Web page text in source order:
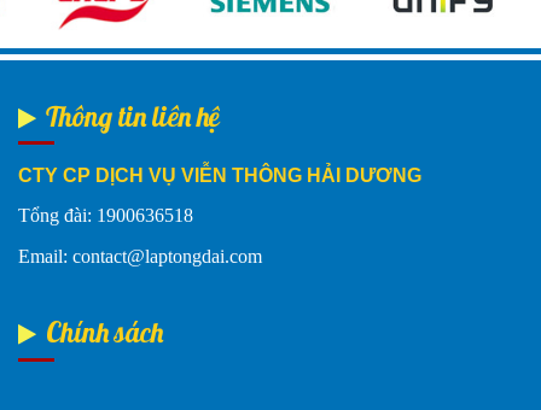
Thông tin liên hệ
CTY CP DỊCH VỤ VIỄN THÔNG HẢI DƯƠNG
Tổng đài: 1900636518
Email: contact@laptongdai.com
Chính sách